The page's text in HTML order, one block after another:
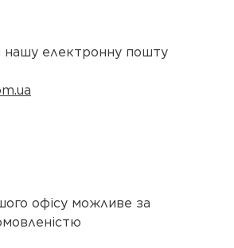
нашу електронну пошту
офісу можливе за